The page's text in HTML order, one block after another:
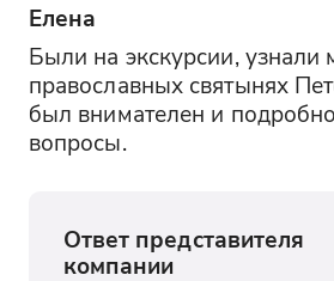
Елена
Были на экскурсии, узнали
православных святынях
был внимателен и
вопросы.
Ответ представителя
компании